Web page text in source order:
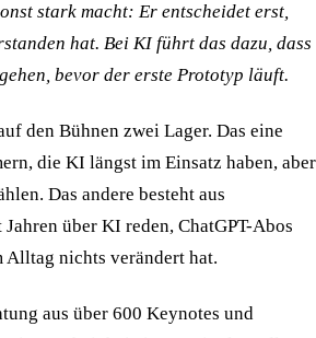
stark macht: Er entscheidet erst,
hat. Bei KI führt das dazu, dass
bevor der erste Prototyp läuft.
den Bühnen zwei Lager. Das eine
die KI längst im Einsatz haben, aber
Das andere besteht aus
über KI reden, ChatGPT-Abos
Alltag nichts verändert hat.
aus über 600 Keynotes und